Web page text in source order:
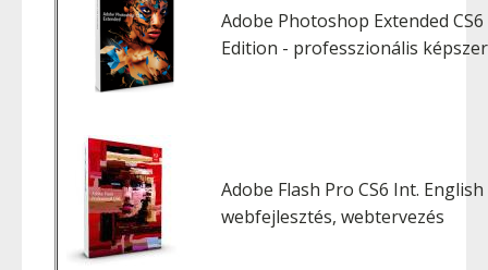
Adobe Photoshop Extended
Edition - professzionális
Adobe Flash Pro CS6 Int.
webfejlesztés, webtervezés